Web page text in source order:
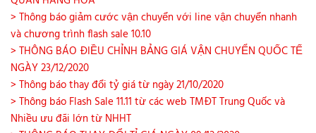
> Thông báo giảm cước vận chuyển với line vận chuyển nhanh
và chương trình flash sale 10.10
> THÔNG BÁO ĐIỀU CHỈNH BẢNG GIÁ VẬN CHUYỂN QUỐC TẾ
NGÀY 23/12/2020
> Thông báo thay đổi tỷ giá từ ngày 21/10/2020
> Thông báo Flash Sale 11.11 từ các web TMĐT Trung Quốc và
Nhiều ưu đãi lớn từ NHHT